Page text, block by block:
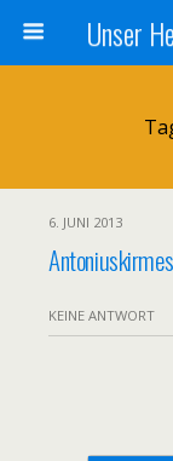
6. JUNI 2013
Antoniuskirmes
KEINE ANTWORT